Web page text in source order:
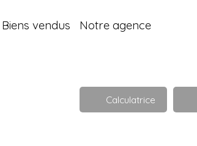
Biens vendus Notre agence
Calculatrice